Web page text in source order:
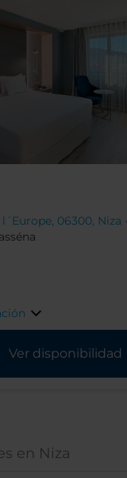
06300, Niza
Ver disponibilidad
en Niza